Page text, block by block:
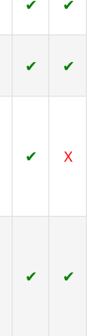
✔ ✔
✔ ✔
✔ X
✔ ✔